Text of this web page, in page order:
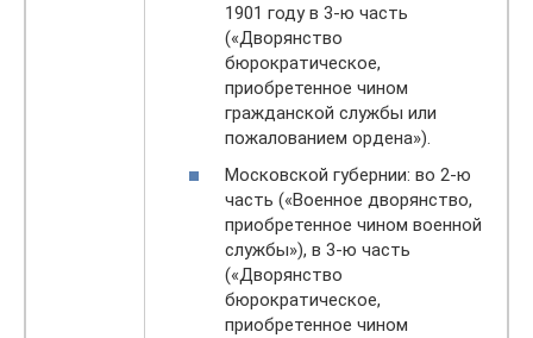
1901 году в 3-ю часть
(«Дворянство
бюрократическое,
приобретенное чином
гражданской службы или
пожалованием ордена»).
Московской губернии: во 2-ю
часть («Военное дворянство,
приобретенное чином военной
службы»), в 3-ю часть
(«Дворянство
бюрократическое,
приобретенное чином